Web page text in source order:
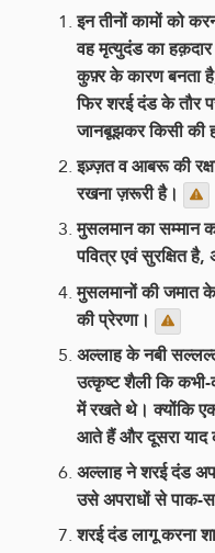
इन तीनों कामों को
वह मृत्युदंड का
कुफ़्र के कारण बनता
फिर शरई दंड के तौर
जानबूझकर किसी की
इज़्ज़त व आबरू की
रखना ज़रूरी है।
मुसलमान का सम्मान
पवित्र एवं सुरक्षित है,
मुसलमानों की
की प्रेरणा।
अल्लाह के नबी
उत्कृष्ट शैली कि
में रखते थे। क्योंकि
आते हैं और दूसरा याद
अल्लाह ने शरई दंड
उसे अपराधों से पाक-
शरई दंड लागू करना